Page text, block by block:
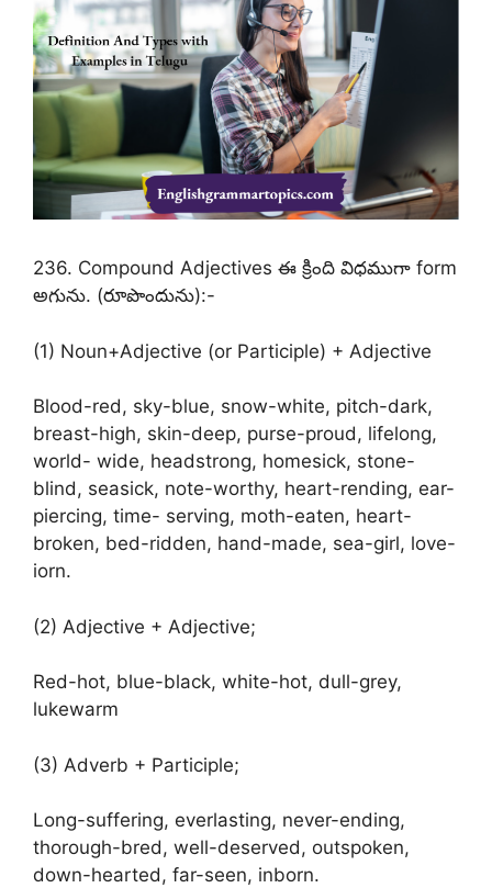
236. Compound Adjectives ఈ క్రింది విధముగా form
అగును. (రూపొందును):-
(1) Noun+Adjective (or Participle) + Adjective
Blood-red, sky-blue, snow-white, pitch-dark,
breast-high, skin-deep, purse-proud, lifelong,
world- wide, headstrong, homesick, stone-
blind, seasick, note-worthy, heart-rending, ear-
piercing, time- serving, moth-eaten, heart-
broken, bed-ridden, hand-made, sea-girl, love-
iorn.
(2) Adjective + Adjective;
Red-hot, blue-black, white-hot, dull-grey,
lukewarm
(3) Adverb + Participle;
Long-suffering, everlasting, never-ending,
thorough-bred, well-deserved, outspoken,
down-hearted, far-seen, inborn.